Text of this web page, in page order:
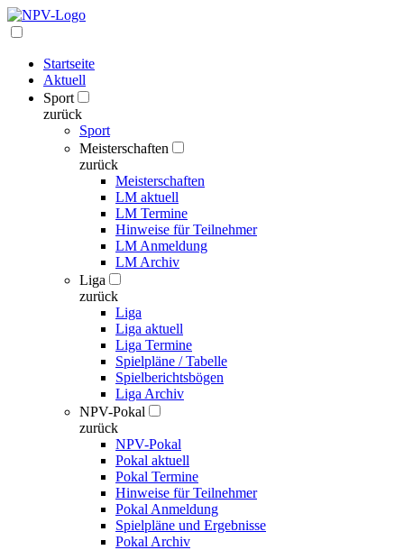
Startseite
Aktuell
Sport
zurück
Sport
Meisterschaften
zurück
Meisterschaften
LM aktuell
LM Termine
Hinweise für Teilnehmer
LM Anmeldung
LM Archiv
Liga
zurück
Liga
Liga aktuell
Liga Termine
Spielpläne / Tabelle
Spielberichtsbögen
Liga Archiv
NPV-Pokal
zurück
NPV-Pokal
Pokal aktuell
Pokal Termine
Hinweise für Teilnehmer
Pokal Anmeldung
Spielpläne und Ergebnisse
Pokal Archiv